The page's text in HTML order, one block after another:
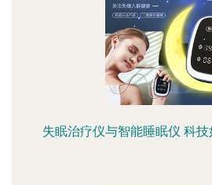
失眠治疗仪与智能睡眠仪 科